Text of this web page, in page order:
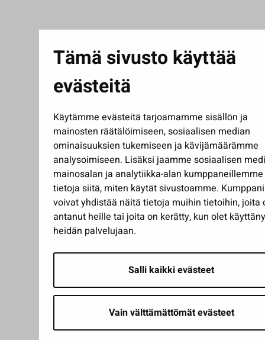
Tämä sivusto käyttää
evästeitä
Käytämme evästeitä tarjoamamme sisällön ja
mainosten räätälöimiseen, sosiaalisen median
ominaisuuksien tukemiseen ja kävijämäärämme
analysoimiseen. Lisäksi jaamme sosiaalisen
mainosalan ja analytiikka-alan kumppaneillemme
tietoja siitä, miten käytät sivustoamme.
voivat yhdistää näitä tietoja muihin tietoihin, joita
antanut heille tai joita on kerätty, kun olet
heidän palvelujaan.
Salli kaikki evästeet
Vain välttämättömät evästeet